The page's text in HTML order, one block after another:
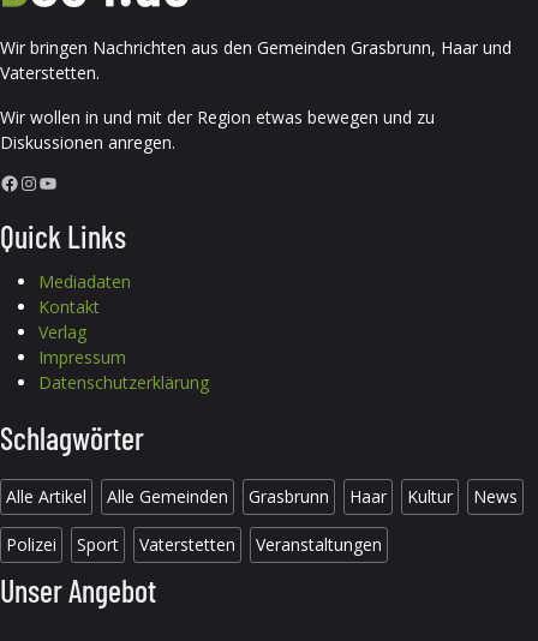
Wir bringen Nachrichten aus den Gemeinden Grasbrunn, Haar und
Vaterstetten.
Wir wollen in und mit der Region etwas bewegen und zu
Diskussionen anregen.
Facebook InstagramYouTube
Quick Links
Mediadaten
Kontakt
Verlag
Impressum
Datenschutzerklärung
Schlagwörter
Alle Artikel Alle Gemeinden Grasbrunn Haar Kultur News
Polizei Sport Vaterstetten Veranstaltungen
Unser Angebot